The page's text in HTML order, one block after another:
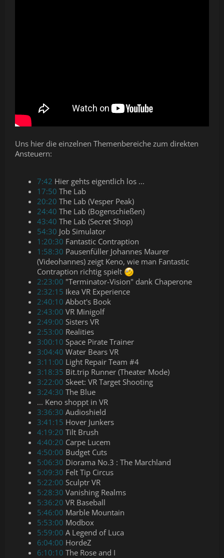
Uns hier die einzelnen Themenbereiche zum direkten
Ansteuern:
7:42 Hier gehts eigentlich los ...
17:50 The Lab
20:20 The Lab (Vesper Peak)
24:40 The Lab (Bogenschießen)
43:40 The Lab (Secret Shop)
54:30 Job Simulator
1:20:30 Fantastic Contraption
1:58:30 Pausenfüller Johannes Maurer
(Videohannes) zeigt Keno, wie man Fantastic
Contraption richtig spielt
2:23:00 "Terminator-Vision" dank Chaperone
2:32:15 Ikea VR Experience
2:40:10 Abbot's Book
2:43:00 VR Minigolf
2:49:00 Sisters VR
2:53:00 Realities
3:00:10 Space Pirate Trainer
3:04:40 Water Bears VR
3:11:00 Light Repair Team #4
3:18:35 Bit.trip Runner (Theater Mode)
3:22:00 Skeet: VR Target Shooting
3:24:30 The Blue
... Keno shoppt in VR
3:36:30 Audioshield
3:41:15 Hover Junkers
4:19:20 Tilt Brush
4:40:20 Carpe Lucem
4:50:00 Budget Cuts
5:06:30 Diorama No.3 : The Marchland
5:09:30 Felt Tip Circus
5:22:00 Sculptr VR
5:28:30 Vanishing Realms
5:36:20 VR Baseball
5:46:00 Marble Mountain
5:53:00 Modbox
5:59:00 A Legend of Luca
6:04:00 HordeZ
6:10:10 The Rose and I